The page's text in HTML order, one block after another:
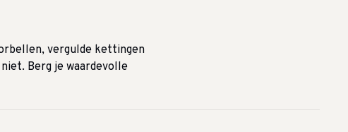
vergulde kettingen
Berg je waardevolle